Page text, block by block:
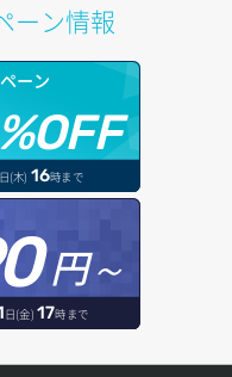
ーク指定）
ーン情報
ーン
(木) 16時まで
円～
日(金) 17時まで